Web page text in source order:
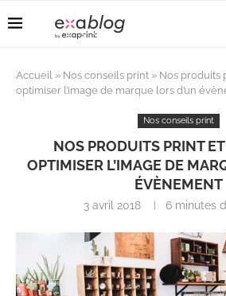
Accueil » Nos conseils print » Nos produits
optimiser l’image de marque lors d’un
Nos conseils print
NOS PRODUITS PRINT
OPTIMISER L’IMAGE DE
ÉVÈNEMENT
3 avril 2018 6 minutes